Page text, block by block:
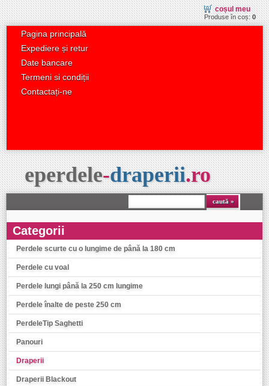
coșul meu
Produse în coș:0
Pagina principală
Expediere și retur
Date bancare
Termeni si condiții
Contactați-ne
eperdele-draperii.ro
Categorii
Perdele scurte cu o lungime de până la 180 cm
Perdele cu voal
Perdele lungi până la 250 cm lungime
Perdele înalte de peste 250 cm
PerdeleTip Saghetti
Panouri
Draperii
Draperii Blackout